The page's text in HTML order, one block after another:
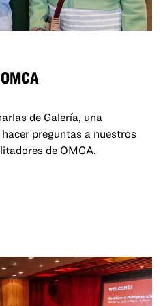
de Galería, una
preguntas a nuestros
de OMCA.